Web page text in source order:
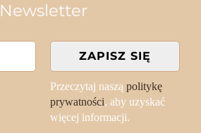
Newsletter
Przeczytaj naszą politykę
prywatności, aby uzyskać
więcej informacji.